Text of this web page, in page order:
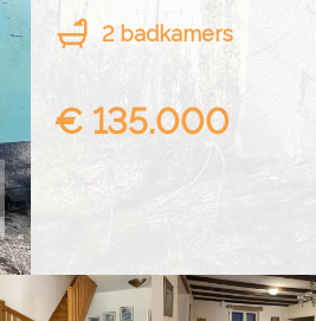
2 badkamers
€ 135.000